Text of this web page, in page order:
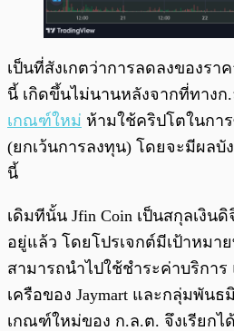
เป็นที่สังเกตว่าการลดลงของรา
นี้ เกิดขึ้นไม่นานหลังจากที่ทางก
เกณฑ์ใหม่ ห้ามใช้คริปโตในกา
(ยกเว้นการลงทุน) โดยจะมีผลบั
นี้
เดิมทีนั้น Jfin Coin เป็นสกุลเงิน
อยู่แล้ว โดยโปรเจกต์มีเป้าหมา
สามารถนำไปใช้ชำระค่าบริกา
เครือของ Jaymart และกลุ่มพัน
เกณฑ์ใหม่ของ ก.ล.ต. จึงเรียกไ